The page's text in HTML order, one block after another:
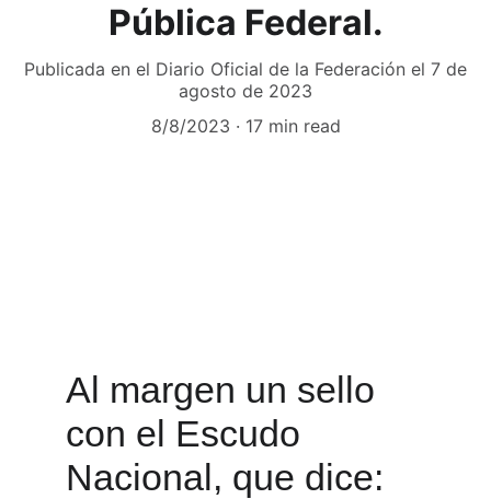
Pública Federal.
Publicada en el Diario Oficial de la Federación el 7 de
agosto de 2023
8/8/2023
17 min read
Al margen un sello
con el Escudo
Nacional, que dice: